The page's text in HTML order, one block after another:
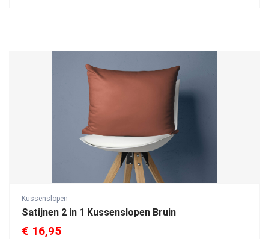
Kussenslopen
Satijnen 2 in 1 Kussenslopen Bruin
€ 16,95